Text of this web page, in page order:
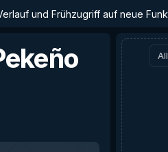
und Frühzugriff auf neue